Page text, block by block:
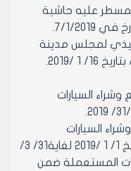
عليه حاشية
1/2019.
لمجلس مدينة
وشراء السيارات
السيارات
المستعملة موافقة مؤقتة من تاريخ 1/ 1 /2019 لغاية31/ 3/
المستعملة ضمن